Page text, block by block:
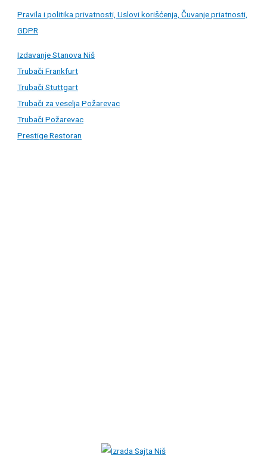
Pravila i politika privatnosti, Uslovi korišćenja, Čuvanje priatnosti,
GDPR
Izdavanje Stanova Niš
Trubači Frankfurt
Trubači Stuttgart
Trubači za veselja Požarevac
Trubači Požarevac
Prestige Restoran